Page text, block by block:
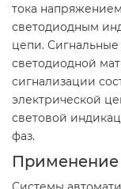
тока
светодиодным
цепи.
светодиодной
сигнализации
электрической
световой
фаз.
Применение